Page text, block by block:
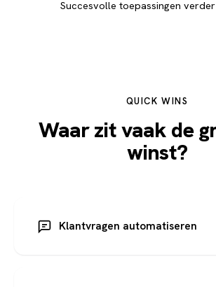
Succesvolle toepassingen
QUICK WINS
Waar zit vaak de
winst?
Klantvragen automatiseren